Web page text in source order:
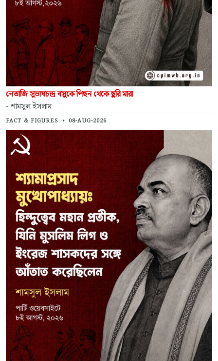
নেতাজি সুভাষচন্দ্র বসুকে পিছন থেকে ছুরি মারা
- শামসুল ইসলাম
FACT & FIGURES • 08-AUG-2026